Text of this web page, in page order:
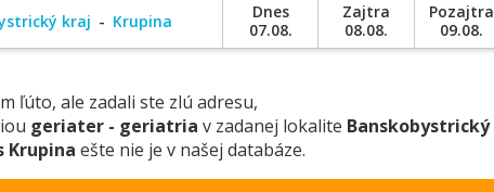
kraj Krupina
Dnes
07.08.
Zajtra
08.08.
Pozajtra
09.08.
ľúto, ale zadali ste zlú adresu,
geriater - geriatria v zadanej lokalite Banskobystrický
Krupina ešte nie je v našej databáze.